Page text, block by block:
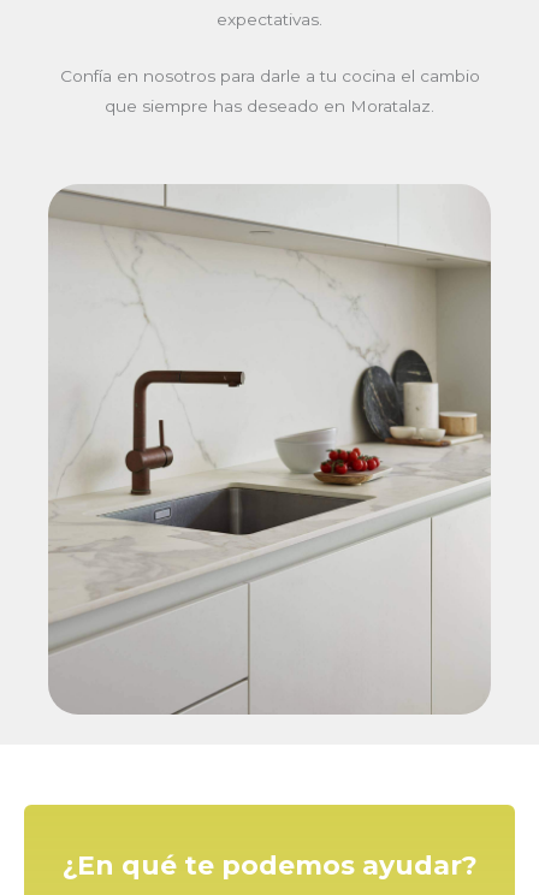
expectativas.
Confía en nosotros para darle a tu cocina el cambio
que siempre has deseado en Moratalaz.
¿En qué te podemos ayudar?